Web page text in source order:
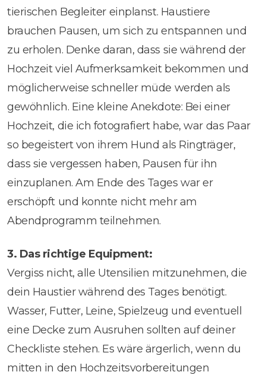
tierischen Begleiter einplanst. Haustiere
brauchen Pausen, um sich zu entspannen und
zu erholen. Denke daran, dass sie während der
Hochzeit viel Aufmerksamkeit bekommen und
möglicherweise schneller müde werden als
gewöhnlich. Eine kleine Anekdote: Bei einer
Hochzeit, die ich fotografiert habe, war das Paar
so begeistert von ihrem Hund als Ringträger,
dass sie vergessen haben, Pausen für ihn
einzuplanen. Am Ende des Tages war er
erschöpft und konnte nicht mehr am
Abendprogramm teilnehmen.
3. Das richtige Equipment:
Vergiss nicht, alle Utensilien mitzunehmen, die
dein Haustier während des Tages benötigt.
Wasser, Futter, Leine, Spielzeug und eventuell
eine Decke zum Ausruhen sollten auf deiner
Checkliste stehen. Es wäre ärgerlich, wenn du
mitten in den Hochzeitsvorbereitungen